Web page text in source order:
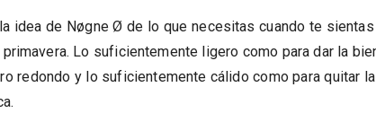
idea de Nøgne Ø de lo que necesitas cuando te
Lo suficientemente ligero como para dar la
redondo y lo suficientemente cálido como para quitar